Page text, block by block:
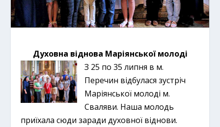
Духовна віднова Маріянської молоді
З 25 по 35 липня в м.
Перечин відбулася зустріч
Маріянської молоді м.
Сваляви. Наша молодь
приїхала сюди заради духовної віднови.